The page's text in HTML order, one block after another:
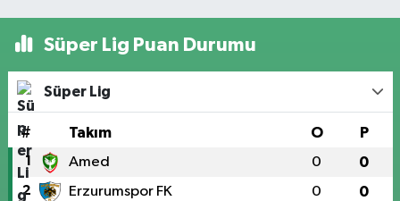
Süper Lig Puan Durumu
Süper Lig
# Takım O P
1 Amed 0 0
2 Erzurumspor FK 0 0